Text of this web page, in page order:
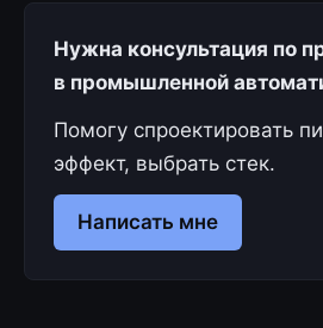
Нужна консультация по
в промышленной
Помогу спроектировать
эффект, выбрать стек.
Написать мне